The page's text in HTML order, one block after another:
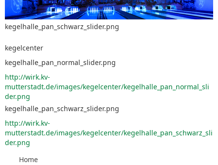
kegelhalle_pan_schwarz_slider.png
kegelcenter
kegelhalle_pan_normal_slider.png
http://wirk.kv-
mutterstadt.de/images/kegelcenter/kegelhalle_pan_normal_sli
der.png
kegelhalle_pan_schwarz_slider.png
http://wirk.kv-
mutterstadt.de/images/kegelcenter/kegelhalle_pan_schwarz_sli
der.png
Home